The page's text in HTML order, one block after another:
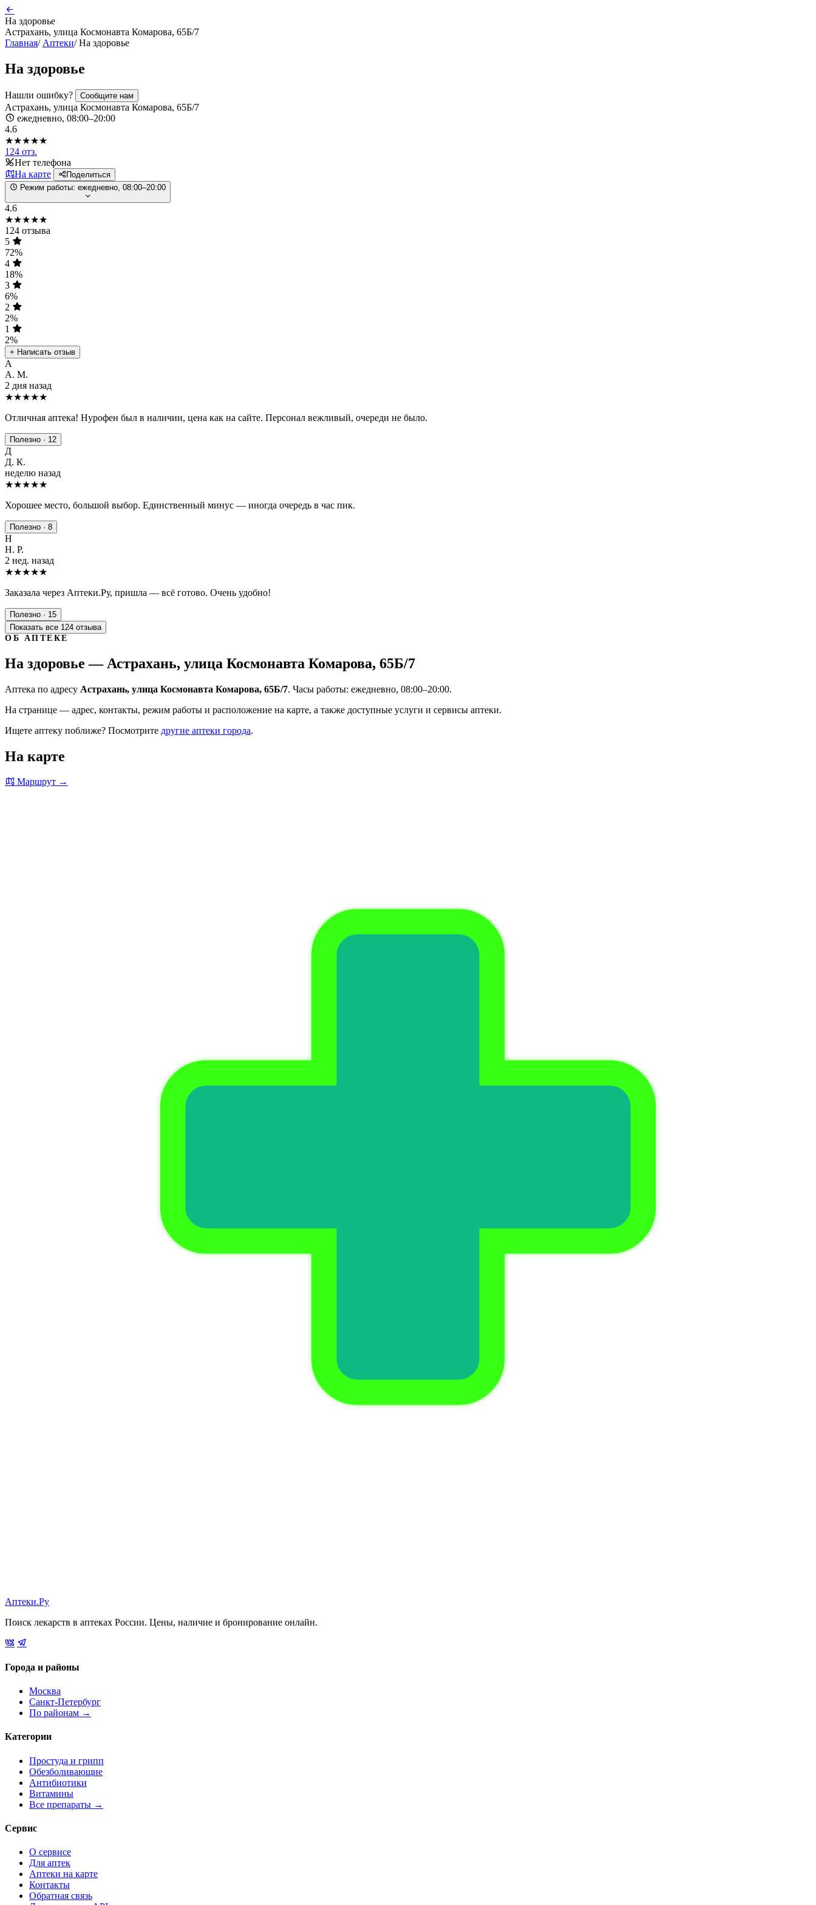
На здоровье
Астрахань, улица Космонавта Комарова, 65Б/7
Главная/ Аптеки/ На здоровье
На здоровье
Нашли ошибку? Сообщите нам
Астрахань, улица Космонавта Комарова, 65Б/7
ежедневно, 08:00–20:00
4.6
★★★★★
124 отз.
Нет телефона
На карте
Поделиться
Режим работы: ежедневно, 08:00–20:00
4.6
★★★★★
124 отзыва
5
72%
4
18%
3
6%
2
2%
1
2%
+ Написать отзыв
А
А. М.
2 дня назад
★★★★★
Отличная аптека! Нурофен был в наличии, цена как на сайте. Персонал вежливый, очереди не было.
Полезно · 12
Д
Д. К.
неделю назад
★★★★★
Хорошее место, большой выбор. Единственный минус — иногда очередь в час пик.
Полезно · 8
Н
Н. Р.
2 нед. назад
★★★★★
Заказала через Аптеки.Ру, пришла — всё готово. Очень удобно!
Полезно · 15
Показать все 124 отзыва
ОБ АПТЕКЕ
На здоровье — Астрахань, улица Космонавта Комарова, 65Б/7
Аптека по адресу Астрахань, улица Космонавта Комарова, 65Б/7. Часы работы: ежедневно, 08:00–20:00.
На странице — адрес, контакты, режим работы и расположение на карте, а также доступные услуги и сервисы аптеки.
Ищете аптеку поближе? Посмотрите другие аптеки города.
На карте
Маршрут →
Аптеки.Ру
Поиск лекарств в аптеках России. Цены, наличие и бронирование онлайн.
Города и районы
Москва
Санкт-Петербург
По районам →
Категории
Простуда и грипп
Обезболивающие
Антибиотики
Витамины
Все препараты →
Сервис
О сервисе
Для аптек
Аптеки на карте
Контакты
Обратная связь